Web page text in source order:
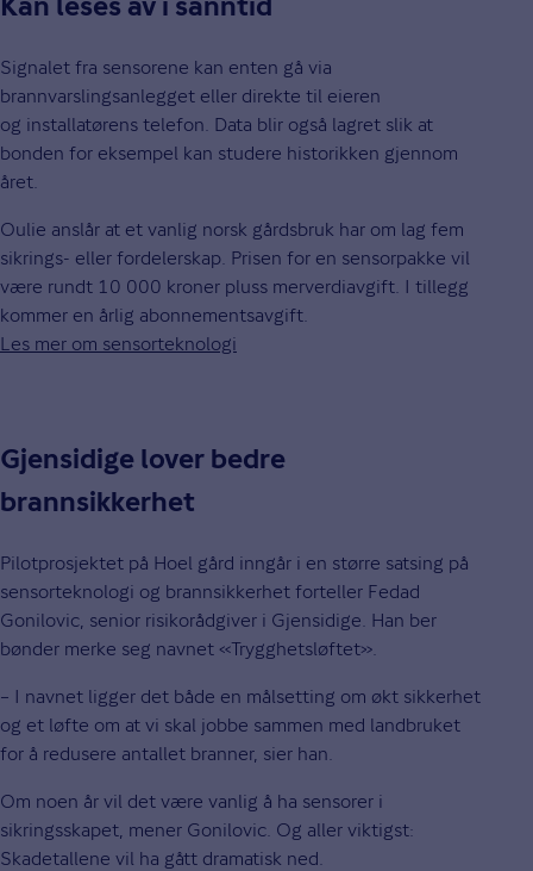
Kan leses av i sanntid
Signalet fra sensorene kan enten gå via
brannvarslingsanlegget eller direkte til eieren
og installatørens telefon. Data blir også lagret slik at
bonden for eksempel kan studere historikken gjennom
året.
Oulie anslår at et vanlig norsk gårdsbruk har om lag fem
sikrings- eller fordelerskap. Prisen for en sensorpakke vil
være rundt 10 000 kroner pluss merverdiavgift. I tillegg
kommer en årlig abonnementsavgift.
Les mer om sensorteknologi
Gjensidige lover bedre
brannsikkerhet
Pilotprosjektet på Hoel gård inngår i en større satsing på
sensorteknologi og brannsikkerhet forteller Fedad
Gonilovic, senior risikorådgiver i Gjensidige. Han ber
bønder merke seg navnet «Trygghetsløftet».
– I navnet ligger det både en målsetting om økt sikkerhet
og et løfte om at vi skal jobbe sammen med landbruket
for å redusere antallet branner, sier han.
Om noen år vil det være vanlig å ha sensorer i
sikringsskapet, mener Gonilovic. Og aller viktigst:
Skadetallene vil ha gått dramatisk ned.